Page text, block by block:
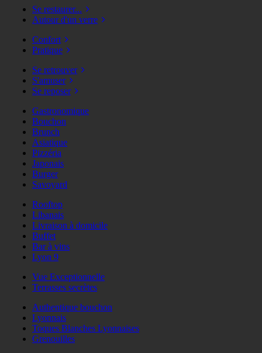
Se restaurer...
Autour d'un verre
Confort
Pratique
Se retrouver
S'amuser
Se reposer
Gastronomique
Bouchon
Brunch
Asiatique
Pizzéria
Japonais
Burger
Savoyard
Rooftop
Libanais
Livraison à domicile
Buffet
Bar à vins
Lyon 9
Vue Exceptionnelle
Terrasses secrètes
Authentique bouchon
Lyonnais
Toques Blanches Lyonnaises
Grenouilles